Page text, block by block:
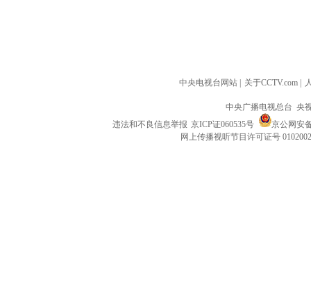
中央电视台网站 | 关于CCTV.com |
中央广播电视总台 央
违法和不良信息举报 京ICP证060535号
京公网安
网上传播视听节目许可证号